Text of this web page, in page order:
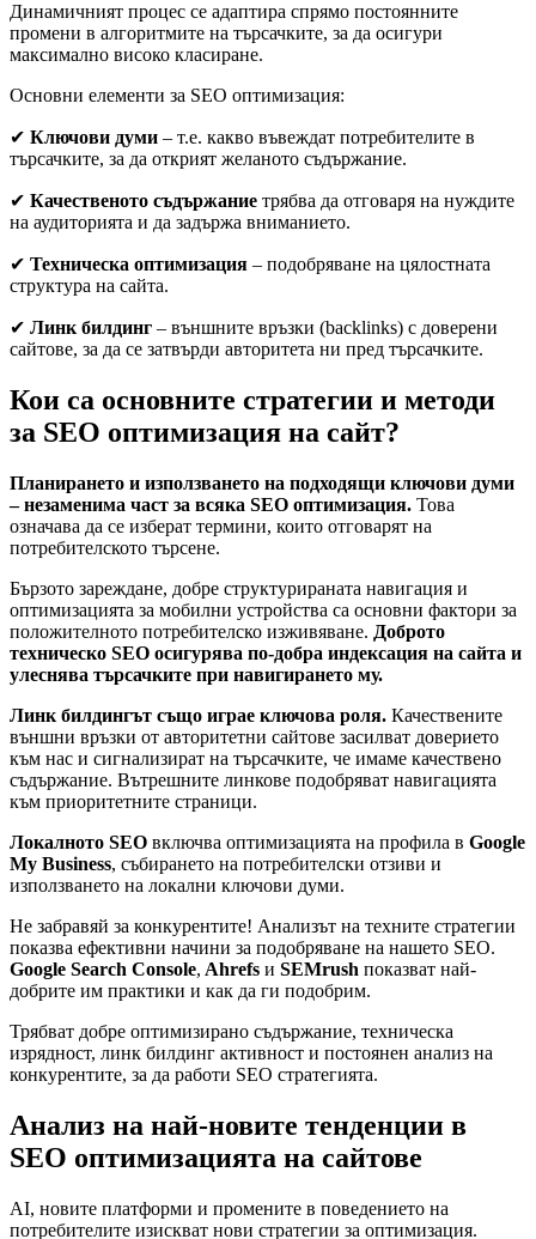
Динамичният процес се адаптира спрямо постоянните
промени в алгоритмите на търсачките, за да осигури
максимално високо класиране.
Основни елементи за SEO оптимизация:
✔ Ключови думи – т.е. какво въвеждат потребителите в
търсачките, за да открият желаното съдържание.
✔ Качественото съдържание трябва да отговаря на нуждите
на аудиторията и да задържа вниманието.
✔ Техническа оптимизация – подобряване на цялостната
структура на сайта.
✔ Линк билдинг – външните връзки (backlinks) с доверени
сайтове, за да се затвърди авторитета ни пред търсачките.
Кои са основните стратегии и методи
за SEO оптимизация на сайт?
Планирането и използването на подходящи ключови думи
– незаменима част за всяка SEO оптимизация. Това
означава да се изберат термини, които отговарят на
потребителското търсене.
Бързото зареждане, добре структурираната навигация и
оптимизацията за мобилни устройства са основни фактори за
положителното потребителско изживяване. Доброто
техническо SEO осигурява по-добра индексация на сайта и
улеснява търсачките при навигирането му.
Линк билдингът също играе ключова роля. Качествените
външни връзки от авторитетни сайтове засилват доверието
към нас и сигнализират на търсачките, че имаме качествено
съдържание. Вътрешните линкове подобряват навигацията
към приоритетните страници.
Локалното SEO включва оптимизацията на профила в Google
My Business, събирането на потребителски отзиви и
използването на локални ключови думи.
Не забравяй за конкурентите! Анализът на техните стратегии
показва ефективни начини за подобряване на нашето SEO.
Google Search Console, Ahrefs и SEMrush показват най-
добрите им практики и как да ги подобрим.
Трябват добре оптимизирано съдържание, техническа
изрядност, линк билдинг активност и постоянен анализ на
конкурентите, за да работи SEO стратегията.
Анализ на най-новите тенденции в
SEO оптимизацията на сайтове
AI, новите платформи и промените в поведението на
потребителите изискват нови стратегии за оптимизация.